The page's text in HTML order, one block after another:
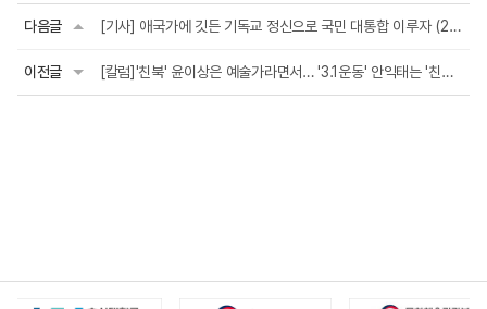
다음글 [기사] 애국가에 깃든 기독교 정신으로 국민 대통합 이루자 (2025.05.08)
이전글 [칼럼]'친북' 윤이상은 예술가라면서… '3.1운동' 안익태는 '친일'이라는 자들에게 (...